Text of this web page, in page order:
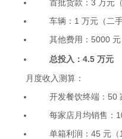
首批货款：3 万元
车辆：1 万元（二
其他费用：5000 元
总投入：4.5 万元
月度收入测算：
开发餐饮终端：50
每家店月均销售：
单箱利润：45 元（